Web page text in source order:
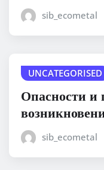
sib_ecometal
UNCATEGORISED
Опасности
sib_ecometal